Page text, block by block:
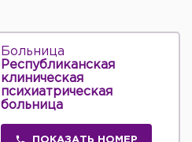
Больница
Республиканская
клиническая
психиатрическая
больница
ПОКАЗАТЬ НОМЕР